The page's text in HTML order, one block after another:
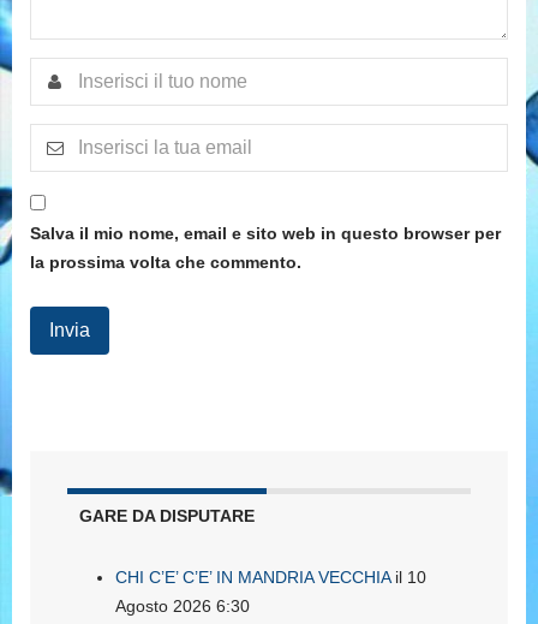
Salva il mio nome, email e sito web in questo browser per
la prossima volta che commento.
GARE DA DISPUTARE
CHI C’E’ C’E’ IN MANDRIA VECCHIAil 10
Agosto 2026 6:30